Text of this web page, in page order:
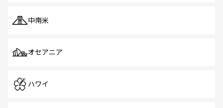
中南米
オセアニア
ハワイ